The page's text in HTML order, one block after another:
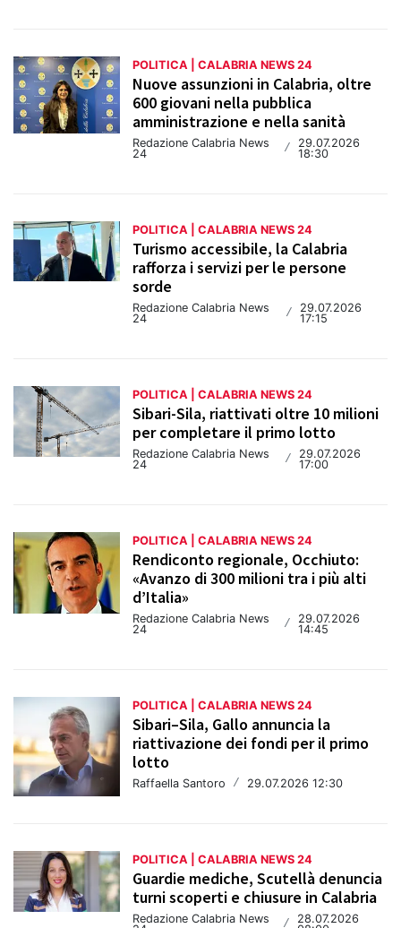
POLITICA | CALABRIA NEWS 24
Nuove assunzioni in Calabria, oltre
600 giovani nella pubblica
amministrazione e nella sanità
Redazione Calabria News
24
/
29.07.2026
18:30
POLITICA | CALABRIA NEWS 24
Turismo accessibile, la Calabria
rafforza i servizi per le persone
sorde
Redazione Calabria News
24
/
29.07.2026
17:15
POLITICA | CALABRIA NEWS 24
Sibari-Sila, riattivati oltre 10 milioni
per completare il primo lotto
Redazione Calabria News
24
/
29.07.2026
17:00
POLITICA | CALABRIA NEWS 24
Rendiconto regionale, Occhiuto:
«Avanzo di 300 milioni tra i più alti
d’Italia»
Redazione Calabria News
24
/
29.07.2026
14:45
POLITICA | CALABRIA NEWS 24
Sibari–Sila, Gallo annuncia la
riattivazione dei fondi per il primo
lotto
Raffaella Santoro / 29.07.2026 12:30
POLITICA | CALABRIA NEWS 24
Guardie mediche, Scutellà denuncia
turni scoperti e chiusure in Calabria
Redazione Calabria News
/
28.07.2026